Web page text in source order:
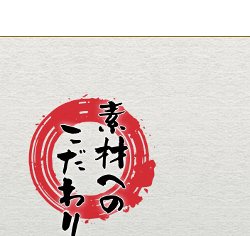
あかいか
440円
お勧め７選 加賀雅
2,090円
厳